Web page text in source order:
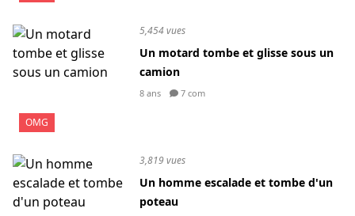
OMG
5,454 vues
Un motard tombe et glisse sous un
camion
8 ans 7 com
3,819 vues
Un homme escalade et tombe d'un
poteau